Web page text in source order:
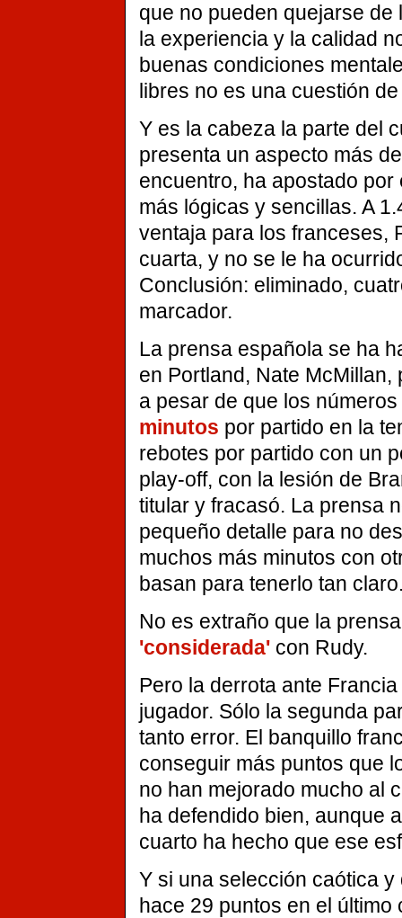
que no pueden quejarse
la experiencia y la calidad
buenas condiciones
libres no es una cuestión
Y es la cabeza la parte del
presenta un aspecto más
encuentro, ha apostado
más lógicas y sencillas. A
ventaja para los franceses,
cuarta, y no se le ha
Conclusión: eliminado,
marcador.
La prensa española se ha
en Portland, Nate
a pesar de que los
minutos por partido en la
rebotes por partido con un
play-off, con la lesión de
titular y fracasó. La prensa
pequeño detalle para no
muchos más minutos con
basan para tenerlo tan
No es extraño que la
'considerada' con Rudy.
Pero la derrota ante
jugador. Sólo la segunda
tanto error. El banquillo
conseguir más puntos que
no han mejorado mucho al
ha defendido bien, aunque
cuarto ha hecho que ese
Y si una selección caótica
hace 29 puntos en el